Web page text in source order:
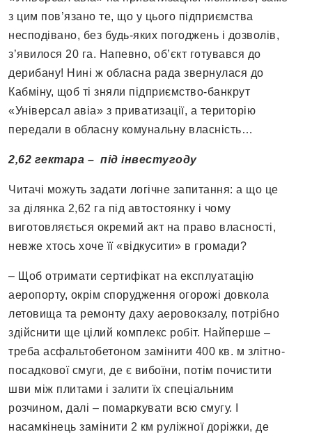
з цим пов’язано те, що у цього підприємства
несподівано, без будь-яких погоджень і дозволів,
з’явилося 20 га. Напевно, об’єкт готувався до
дерибану! Нині ж обласна рада звернулася до
Кабміну, щоб ті зняли підприємство-банкрут
«Універсал авіа» з приватизації, а територію
передали в обласну комунальну власність…
2,62 гектара – під інвестугоду
Читачі можуть задати логічне запитання: а що це
за ділянка 2,62 га під автостоянку і чому
виготовляється окремий акт на право власності,
невже хтось хоче її «відкусити» в громади?
– Щоб отримати сертифікат на експлуатацію
аеропорту, окрім спорудження огорожі довкола
летовища та ремонту даху аеровокзалу, потрібно
здійснити ще цілий комплекс робіт. Найперше –
треба асфальтобетоном замінити 400 кв. м злітно-
посадкової смуги, де є вибоїни, потім почистити
шви між плитами і залити їх спеціальним
розчином, далі – помаркувати всю смугу. І
насамкінець замінити 2 км руліжної доріжки, де